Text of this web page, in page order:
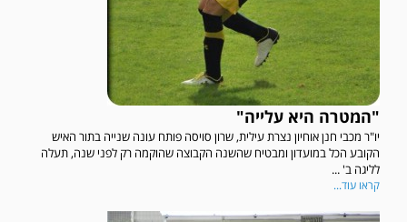
"המטרה היא עלייה"
יו"ר מכבי חנן אוחיון נצרת עילית, שרון סויסה פותח עונה שנייה בתור האיש
הקובע הכל במועדון ומבטיח שהשנה הקבוצה שהוקמה רק לפני שנה, תעלה
לליגה ב' ...
קראו עוד...